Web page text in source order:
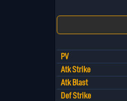
PV
Atk Strike
Atk Blast
Def Strike